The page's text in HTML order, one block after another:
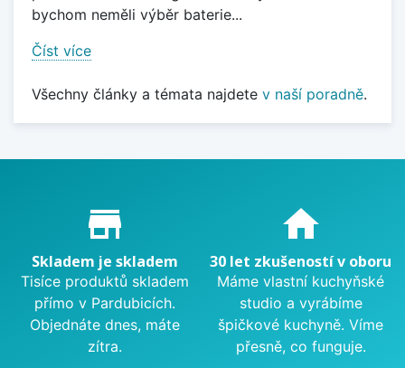
bychom neměli výběr baterie...
Číst více
Všechny články a témata najdete v naší poradně.
Proč nakupovat u nás?
store_mall_directory
Skladem je skladem
Tisíce produktů skladem
přímo v Pardubicích.
Objednáte dnes, máte
zítra.
home
30 let zkušeností v oboru
Máme vlastní kuchyňské
studio a vyrábíme
špičkové kuchyně. Víme
přesně, co funguje.